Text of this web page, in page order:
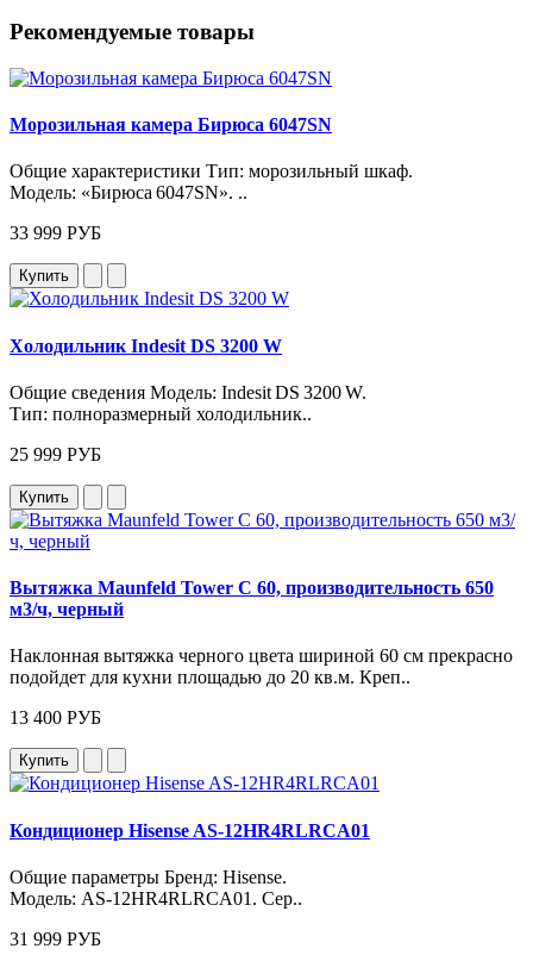
Рекомендуемые товары
Морозильная камера Бирюса 6047SN
Общие характеристики Тип: морозильный шкаф.
Модель: «Бирюса 6047SN». ..
33 999 РУБ
Купить
Холодильник Indesit DS 3200 W
Общие сведения Модель: Indesit DS 3200 W.
Тип: полноразмерный холодильник..
25 999 РУБ
Купить
Вытяжка Maunfeld Tower C 60, производительность 650
м3/ч, черный
Наклонная вытяжка черного цвета шириной 60 см прекрасно
подойдет для кухни площадью до 20 кв.м. Креп..
13 400 РУБ
Купить
Кондиционер Hisense AS-12HR4RLRCA01
Общие параметры Бренд: Hisense.
Модель: AS‑12HR4RLRCA01. Сер..
31 999 РУБ